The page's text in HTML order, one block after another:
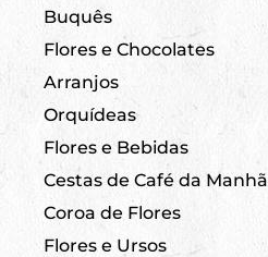
Buquês
Flores e Chocolates
Arranjos
Orquídeas
Flores e Bebidas
Cestas de Café da Manhã
Coroa de Flores
Flores e Ursos